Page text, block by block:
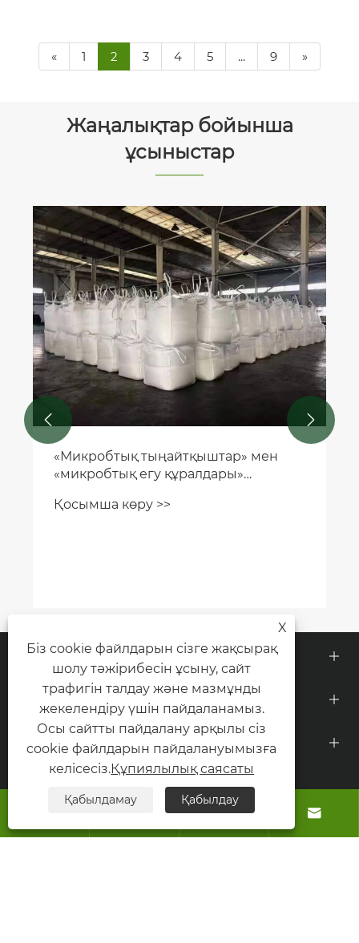
« 1 2 3 4 5 ... 9 »
Жаңалықтар бойынша
ұсыныстар
«Микробтық тыңайтқыштар» мен
«микробтық егу құралдары»
Қосымша көру >>
 
Біз туралы
Өнімдер
Бізбен хабарласыңы
БІЗГЕ ЖАЗЫЛЫҢЫЗДАР
 
X
Біз cookie файлдарын сізге жақсырақ
шолу тәжірибесін ұсыну, сайт
трафигін талдау және мазмұнды
жекелендіру үшін пайдаланамыз.
Осы сайтты пайдалану арқылы сіз
cookie файлдарын пайдалануымызға
келісесіз.Құпиялылық саясаты
Қабылдамау Қабылдау